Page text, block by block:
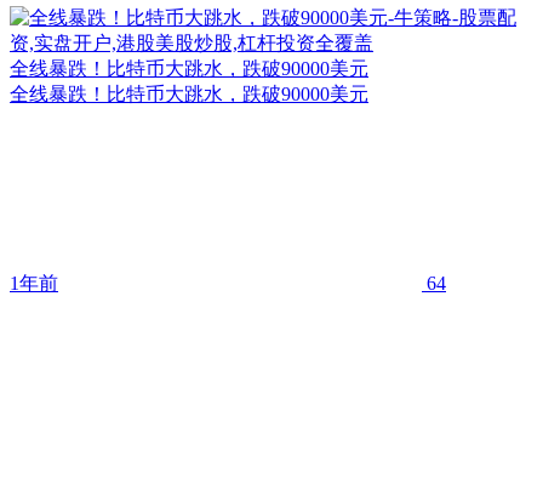
全线暴跌！比特币大跳水，跌破90000美元
全线暴跌！比特币大跳水，跌破90000美元
1年前 64